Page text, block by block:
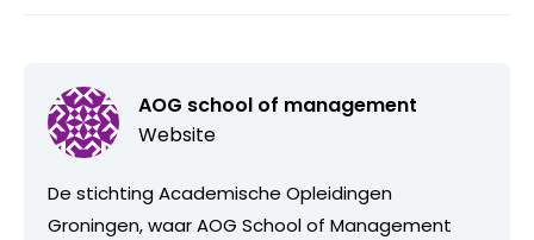
AOG school of management
Website
De stichting Academische Opleidingen
Groningen, waar AOG School of Management